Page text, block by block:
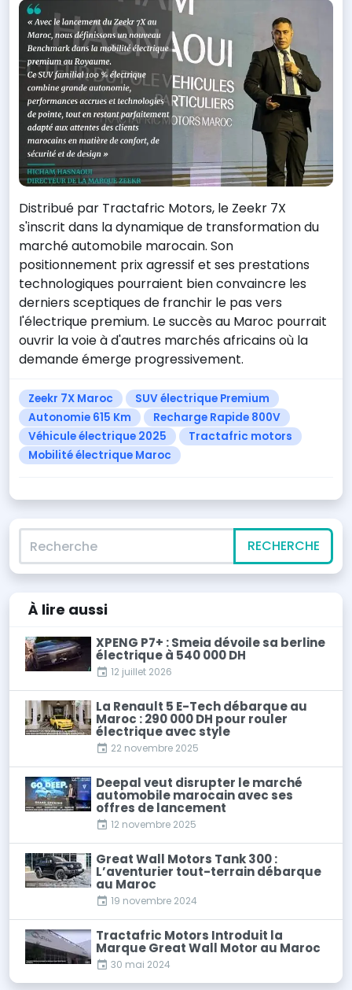
Distribué par Tractafric Motors, le Zeekr 7X
s'inscrit dans la dynamique de transformation du
marché automobile marocain. Son
positionnement prix agressif et ses prestations
technologiques pourraient bien convaincre les
derniers sceptiques de franchir le pas vers
l'électrique premium. Le succès au Maroc pourrait
ouvrir la voie à d'autres marchés africains où la
demande émerge progressivement.
Zeekr 7X Maroc
SUV électrique Premium
Autonomie 615 Km
Recharge Rapide 800V
Véhicule électrique 2025
Tractafric motors
Mobilité électrique Maroc
Recherche
RECHERCHE
À lire aussi
XPENG P7+ : Smeia dévoile sa berline
électrique à 540 000 DH
12 juillet 2026
La Renault 5 E-Tech débarque au
Maroc : 290 000 DH pour rouler
électrique avec style
22 novembre 2025
Deepal veut disrupter le marché
automobile marocain avec ses
offres de lancement
12 novembre 2025
Great Wall Motors Tank 300 :
L’aventurier tout-terrain débarque
au Maroc
19 novembre 2024
Tractafric Motors Introduit la
Marque Great Wall Motor au Maroc
30 mai 2024